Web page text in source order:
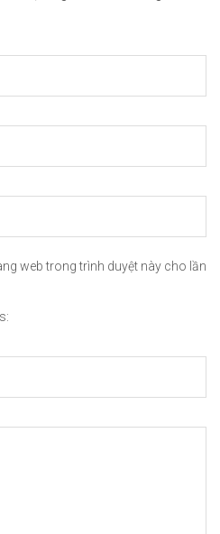
31-07-2020-
web trong trình duyệt này cho lần